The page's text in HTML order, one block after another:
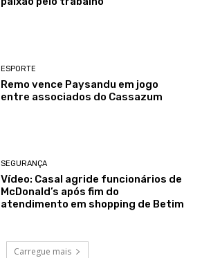
ESPORTE
Remo vence Paysandu em jogo
entre associados do Cassazum
SEGURANÇA
Vídeo: Casal agride funcionários de
McDonald’s após fim do
atendimento em shopping de Betim
Carregue mais